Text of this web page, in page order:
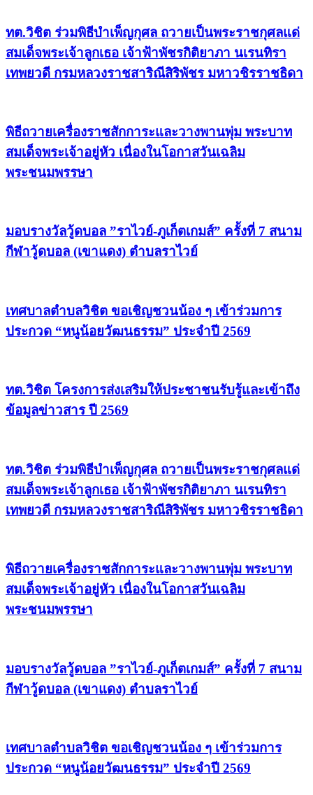
ทต.วิชิต ร่วมพิธีบำเพ็ญกุศล ถวายเป็นพระราชกุศลแด่
สมเด็จพระเจ้าลูกเธอ เจ้าฟ้าพัชรกิติยาภา นเรนทิรา
เทพยวดี กรมหลวงราชสาริณีสิริพัชร มหาวชิรราชธิดา
พิธีถวายเครื่องราชสักการะและวางพานพุ่ม พระบาท
สมเด็จพระเจ้าอยู่หัว เนื่องในโอกาสวันเฉลิม
พระชนมพรรษา
มอบรางวัลวู้ดบอล ”ราไวย์-ภูเก็ตเกมส์” ครั้งที่ 7 สนาม
กีฬาวู้ดบอล (เขาแดง) ตำบลราไวย์
เทศบาลตำบลวิชิต ขอเชิญชวนน้อง ๆ เข้าร่วมการ
ประกวด “หนูน้อยวัฒนธรรม” ประจำปี 2569
ทต.วิชิต โครงการส่งเสริมให้ประชาชนรับรู้และเข้าถึง
ข้อมูลข่าวสาร ปี 2569
ทต.วิชิต ร่วมพิธีบำเพ็ญกุศล ถวายเป็นพระราชกุศลแด่
สมเด็จพระเจ้าลูกเธอ เจ้าฟ้าพัชรกิติยาภา นเรนทิรา
เทพยวดี กรมหลวงราชสาริณีสิริพัชร มหาวชิรราชธิดา
พิธีถวายเครื่องราชสักการะและวางพานพุ่ม พระบาท
สมเด็จพระเจ้าอยู่หัว เนื่องในโอกาสวันเฉลิม
พระชนมพรรษา
มอบรางวัลวู้ดบอล ”ราไวย์-ภูเก็ตเกมส์” ครั้งที่ 7 สนาม
กีฬาวู้ดบอล (เขาแดง) ตำบลราไวย์
เทศบาลตำบลวิชิต ขอเชิญชวนน้อง ๆ เข้าร่วมการ
ประกวด “หนูน้อยวัฒนธรรม” ประจำปี 2569